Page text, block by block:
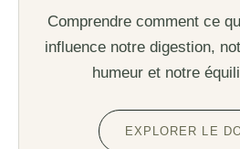
Comprendre comment ce
influence notre digestion,
humeur et notre
EXPLORER LE